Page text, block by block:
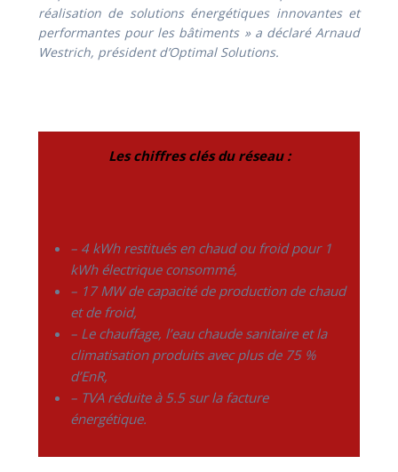
réalisation de solutions énergétiques innovantes et
performantes pour les bâtiments » a déclaré Arnaud
Westrich, président d’Optimal Solutions.
Les chiffres clés du réseau :
– 4 kWh restitués en chaud ou froid pour 1
kWh électrique consommé,
– 17 MW de capacité de production de chaud
et de froid,
– Le chauffage, l’eau chaude sanitaire et la
climatisation produits avec plus de 75 %
d’EnR,
– TVA réduite à 5.5 sur la facture
énergétique.